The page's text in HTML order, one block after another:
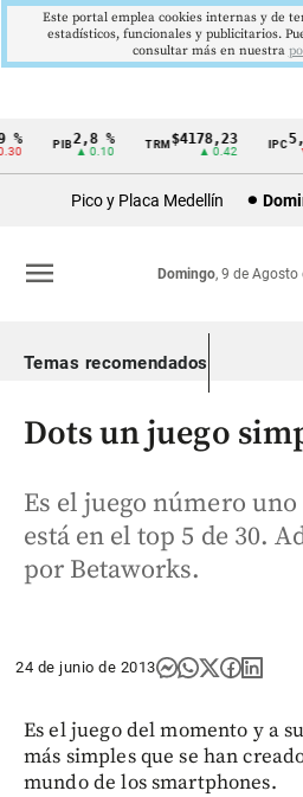
Cintillo
Colombia
PIB2,8 %
▲ 0.10
TRM$4178,23
▲ 0.42 ▼
Pico y Placa Medellín
Domingo, 9 de Agosto
menu
Temas recomendados
Dots un juego
Es el juego número uno
está en el top 5 de 30.
por Betaworks.
24 de junio de 2013
Es el juego del momento y a
más simples que se han
mundo de los smartphones.
Este portal emplea cookies internas y de
estadísticos, funcionales y publicitarios.
consultar más en nuestra